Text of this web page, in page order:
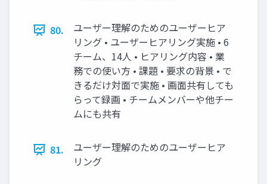
80.
ユーザー理解のためのユーザーヒア
リング • ユーザーヒアリング実施 • 6
チーム、14人 • ヒアリング内容 • 業
務での使い方 • 課題 • 要求の背景 • で
きるだけ対面で実施 • 画面共有しても
らって録画 • チームメンバーや他チー
ムにも共有
81.
ユーザー理解のためのユーザーヒア
リング